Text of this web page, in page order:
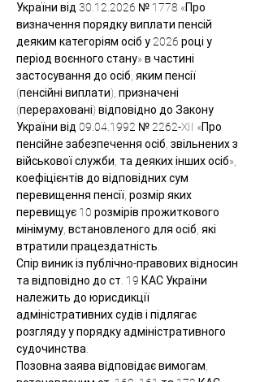
України від 30.12.2026 № 1778 «Про
визначення порядку виплати пенсій
деяким категоріям осіб у 2026 році у
період воєнного стану» в частині
застосування до осіб, яким пенсії
(пенсійні виплати), призначені
(перераховані) відповідно до Закону
України від 09.04.1992 № 2262-XII «Про
пенсійне забезпечення осіб, звільнених з
військової служби, та деяких інших осіб»,
коефіцієнтів до відповідних сум
перевищення пенсії, розмір яких
перевищує 10 розмірів прожиткового
мінімуму, встановленого для осіб, які
втратили працездатність.
Спір виник із публічно-правових відносин
та відповідно до ст. 19 КАС України
належить до юрисдикції
адміністративних судів і підлягає
розгляду у порядку адміністративного
судочинства.
Позовна заява відповідає вимогам,